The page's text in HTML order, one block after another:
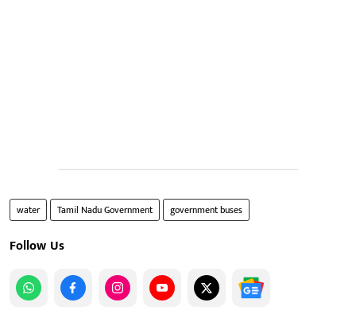
water Tamil Nadu Government government buses
Follow Us